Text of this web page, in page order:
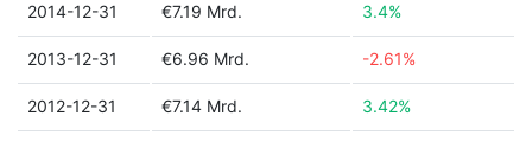
2014-12-31 €7.19 Mrd. 3.4%
2013-12-31 €6.96 Mrd. -2.61%
2012-12-31 €7.14 Mrd. 3.42%